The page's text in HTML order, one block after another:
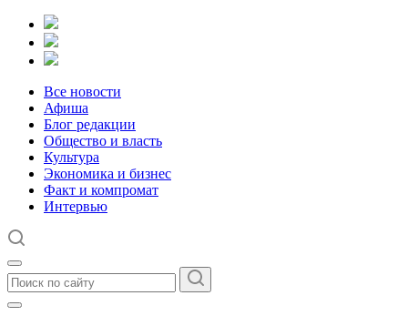
Все новости
Афиша
Блог редакции
Общество и власть
Культура
Экономика и бизнес
Факт и компромат
Интервью